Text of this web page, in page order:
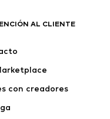
Jerséis y punto
AL CLIENTE
con creadores